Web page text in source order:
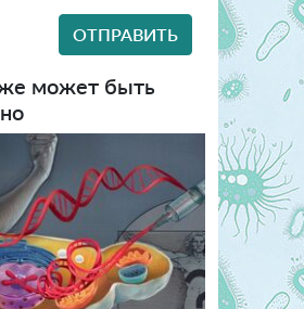
может быть